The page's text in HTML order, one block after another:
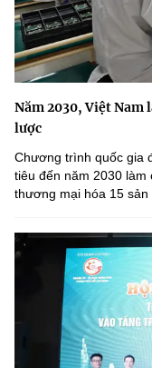
Năm 2030, Việt Nam
lược
Chương trình quốc gia
tiêu đến năm 2030 làm
thương mại hóa 15 sản